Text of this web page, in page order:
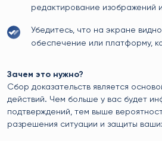
редактирование изображений
Убедитесь, что на экране
обеспечение или платформу,
Зачем это нужно?
Сбор доказательств является
действий. Чем больше у вас будет
подтверждений, тем выше
разрешения ситуации и защиты